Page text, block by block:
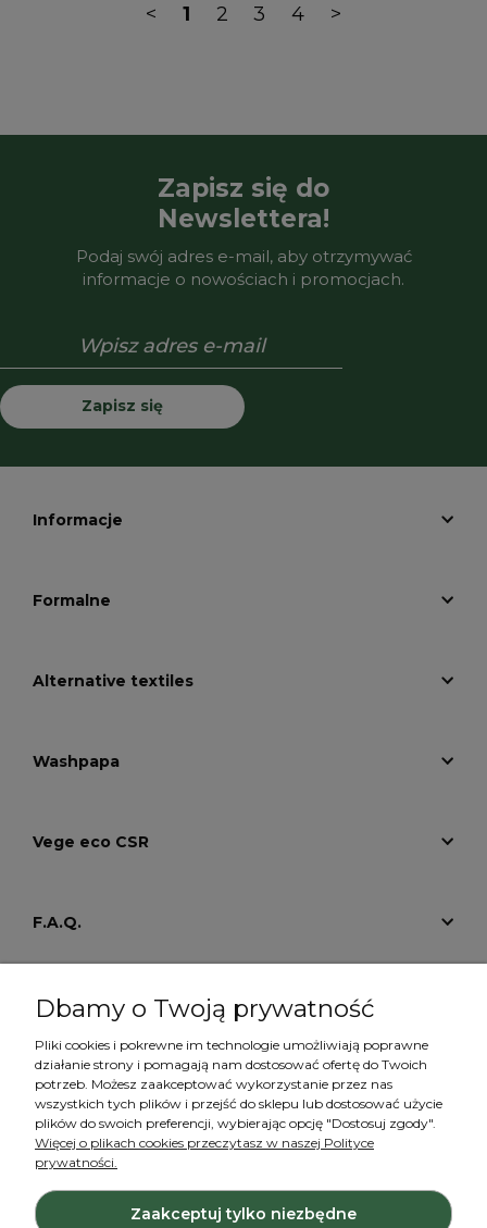
< 1 2 3 4 >
Zapisz się do
Newslettera!
Podaj swój adres e-mail, aby otrzymywać
informacje o nowościach i promocjach.
Zapisz się
Informacje
Formalne
Alternative textiles
Washpapa
Vege eco CSR
F.A.Q.
Tutoriale
Konto
Dbamy o Twoją prywatność
Pliki cookies i pokrewne im technologie umożliwiają poprawne
działanie strony i pomagają nam dostosować ofertę do Twoich
potrzeb. Możesz zaakceptować wykorzystanie przez nas
wszystkich tych plików i przejść do sklepu lub dostosować użycie
plików do swoich preferencji, wybierając opcję "Dostosuj zgody".
Więcej o plikach cookies przeczytasz w naszej Polityce
prywatności.
Zaakceptuj tylko niezbędne